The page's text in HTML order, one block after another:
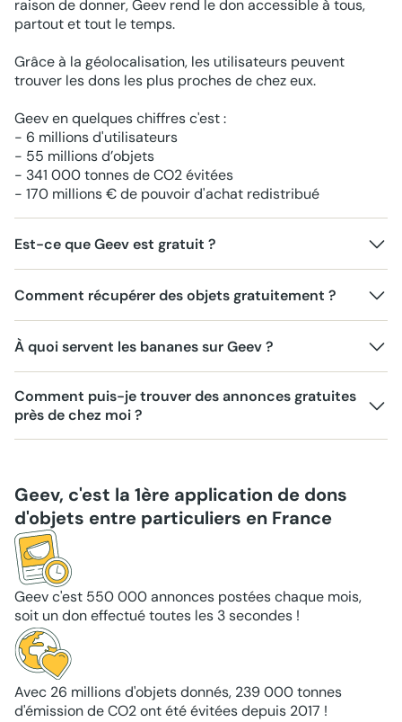
raison de donner, Geev rend le don accessible à tous,
partout et tout le temps.
Grâce à la géolocalisation, les utilisateurs peuvent
trouver les dons les plus proches de chez eux.
Geev en quelques chiffres c'est :
- 6 millions d'utilisateurs
- 55 millions d’objets
- 341 000 tonnes de CO2 évitées
- 170 millions € de pouvoir d'achat redistribué
Est-ce que Geev est gratuit ?
Comment récupérer des objets gratuitement ?
À quoi servent les bananes sur Geev ?
Comment puis-je trouver des annonces gratuites
près de chez moi ?
Geev, c'est la 1ère application de dons
d'objets entre particuliers en France
Geev c'est 550 000 annonces postées chaque mois,
soit un don effectué toutes les 3 secondes !
Avec 26 millions d'objets donnés, 239 000 tonnes
d'émission de CO2 ont été évitées depuis 2017 !